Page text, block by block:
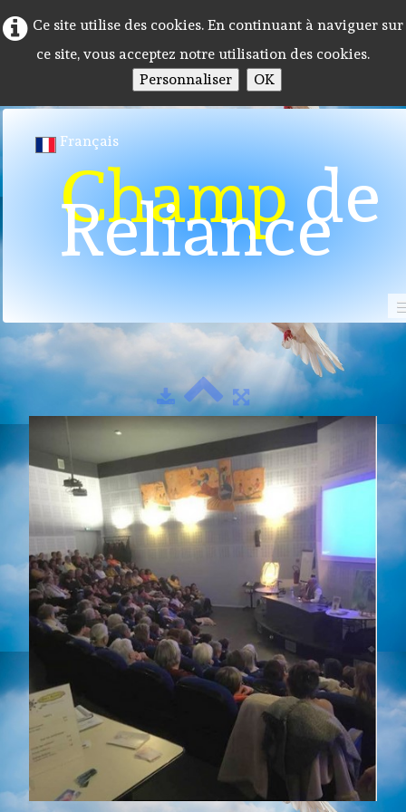
Ce site utilise des cookies. En continuant à naviguer sur
ce site, vous acceptez notre utilisation des cookies.
Personnaliser
OK
Français
Champde
Reliance
Accueil
Programme 2026
Photos▼
Tarifs
Livres
Contact
Photos de conférences